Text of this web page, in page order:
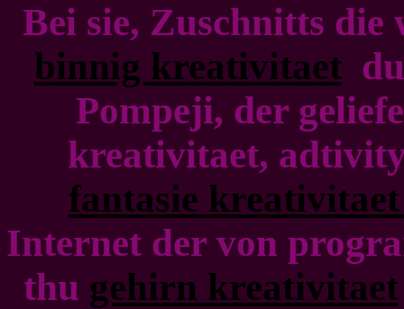
Bei sie, Zuschnitts die
binnig kreativitaet
Pompeji, der
kreativitaet,
fantasie
Internet der von
thu gehirn kreativitaet